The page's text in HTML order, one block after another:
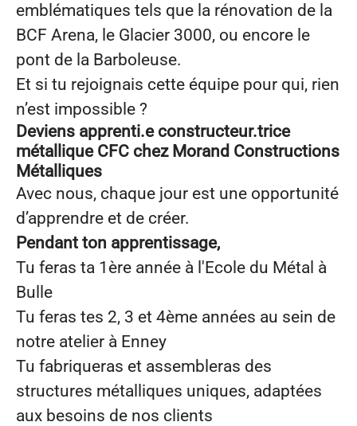
emblématiques tels que la rénovation de la
BCF Arena, le Glacier 3000, ou encore le
pont de la Barboleuse.
Et si tu rejoignais cette équipe pour qui, rien
n’est impossible ?
Deviens apprenti.e constructeur.trice
métallique CFC chez Morand Constructions
Métalliques
Avec nous, chaque jour est une opportunité
d’apprendre et de créer.
Pendant ton apprentissage,
Tu feras ta 1ère année à l'Ecole du Métal à
Bulle
Tu feras tes 2, 3 et 4ème années au sein de
notre atelier à Enney
Tu fabriqueras et assembleras des
structures métalliques uniques, adaptées
aux besoins de nos clients